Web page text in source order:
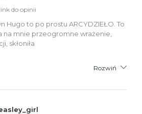
do opinii
Hugo to po prostu ARCYDZIEŁO. To
na mnie przeogromne wrażenie,
skłoniła
Rozwiń